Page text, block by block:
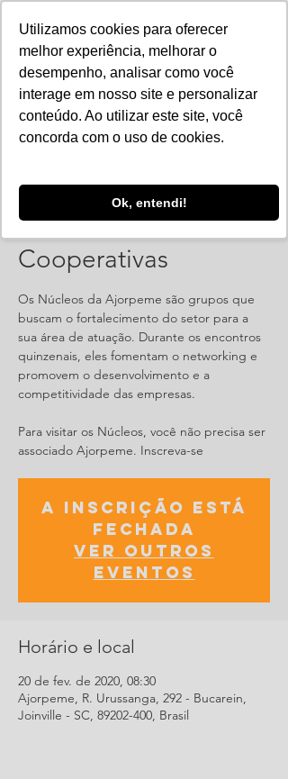
Utilizamos cookies para oferecer
melhor experiência, melhorar o
desempenho, analisar como você
interage em nosso site e personalizar
conteúdo. Ao utilizar este site, você
concorda com o uso de cookies.
Ok, entendi!
Reunião: Núcleo de
Cooperativas
Os Núcleos da Ajorpeme são grupos que
buscam o fortalecimento do setor para a
sua área de atuação. Durante os encontros
quinzenais, eles fomentam o networking e
promovem o desenvolvimento e a
competitividade das empresas.
Para visitar os Núcleos, você não precisa ser
associado Ajorpeme. Inscreva-se
A inscrição está
fechada
Ver outros
eventos
Horário e local
20 de fev. de 2020, 08:30
Ajorpeme, R. Urussanga, 292 - Bucarein,
Joinville - SC, 89202-400, Brasil